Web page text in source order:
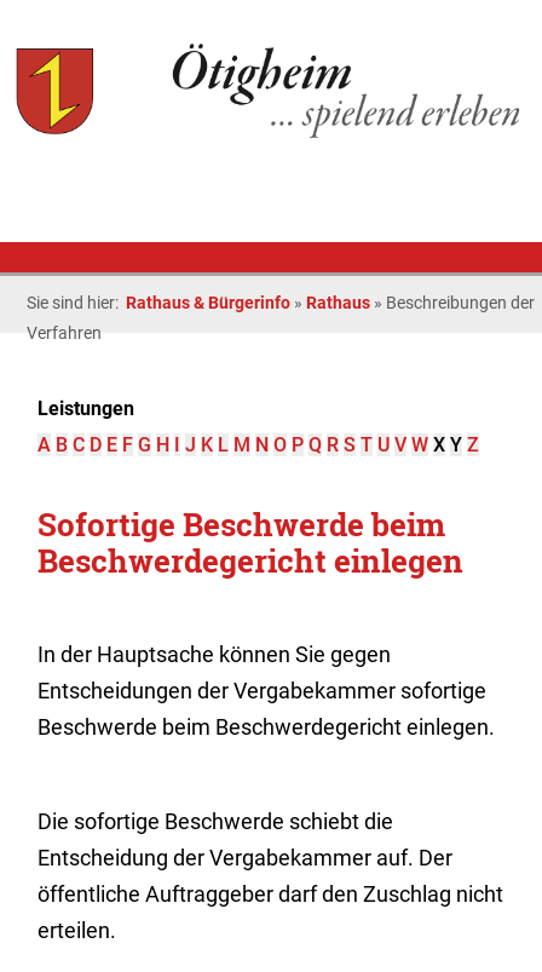
Sie sind hier: Rathaus & Bürgerinfo » Rathaus » Beschreibungen der
Verfahren
Leistungen
A B C D E F G H I J K L M N O P Q R S T U V W X Y Z
Sofortige Beschwerde beim
Beschwerdegericht einlegen
In der Hauptsache können Sie gegen
Entscheidungen der Vergabekammer sofortige
Beschwerde beim Beschwerdegericht einlegen.
Die sofortige Beschwerde schiebt die
Entscheidung der Vergabekammer auf. Der
öffentliche Auftraggeber darf den Zuschlag nicht
erteilen.